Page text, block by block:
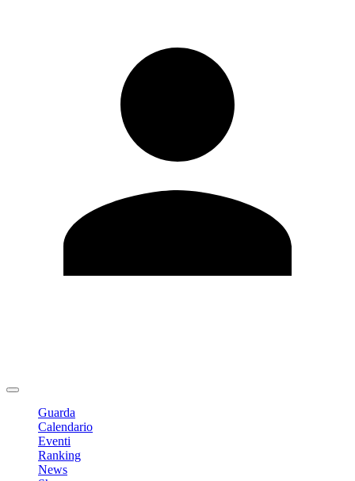
Guarda
Calendario
Eventi
Ranking
News